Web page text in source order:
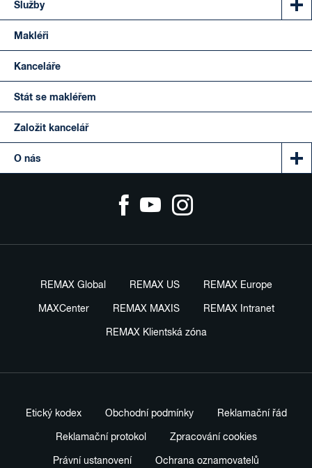
Služby
Makléři
Kanceláře
Stát se makléřem
Založit kancelář
O nás
REMAX Global REMAX US REMAX Europe
MAXCenter REMAX MAXIS REMAX Intranet
REMAX Klientská zóna
Etický kodex Obchodní podmínky Reklamační řád
Reklamační protokol Zpracování cookies
Právní ustanovení Ochrana oznamovatelů